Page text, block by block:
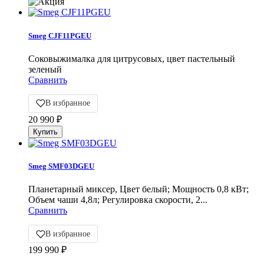
Smeg CJF11PGEU
Соковыжималка для цитрусовых, цвет пастельный
зеленый
Сравнить
В избранное
20 990 ₽
Smeg SMF03DGEU
Планетарный миксер, Цвет белый; Мощность 0,8 кВт;
Объем чаши 4,8л; Регулировка скорости, 2...
Сравнить
В избранное
199 990 ₽